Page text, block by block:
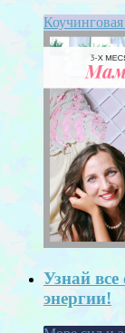
Узнай
энергии!